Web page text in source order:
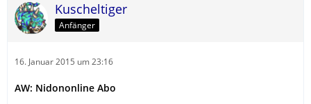
Kuscheltiger
Anfänger
16. Januar 2015 um 23:16
AW: Nidononline Abo